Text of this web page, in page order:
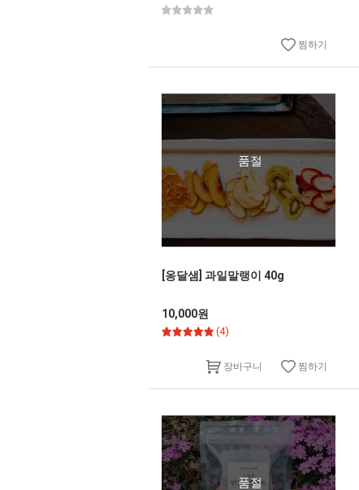
찜하기
품절
[옹달샘] 과일말랭이 40g
10,000원
(4)
찜하기
장바구니
품절